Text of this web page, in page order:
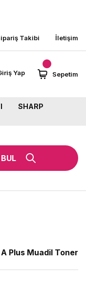
Takibi İletişim
Yap Sepetim
SHARP
Plus Muadil Toner